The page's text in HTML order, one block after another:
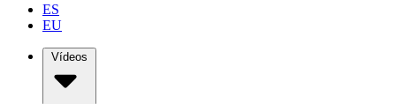
ES
EU
Vídeos